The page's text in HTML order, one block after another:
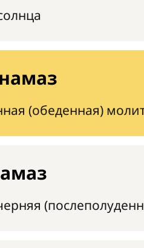
(обеденная)